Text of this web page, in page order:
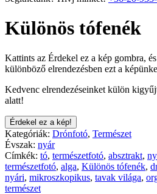
Különös tófenék
Kattints az Érdekel ez a kép gombra,
különböző elrendezésben ezt a
Kedvenc elrendezéseinket külön
alatt!
Érdekel ez a kép!
Kategóriák: Drónfotó, Természet
Évszak: nyár
Címkék: tó, természetfotó, absztrakt,
természetfotó, alga, Különös tófenék,
nyári, mikroszkopikus, tavak világa,
természet